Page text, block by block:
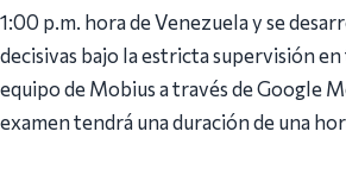
1:00 p.m. hora de Venezuela y se
decisivas bajo la estricta supervisión
equipo de Mobius a través de Google
examen tendrá una duración de una